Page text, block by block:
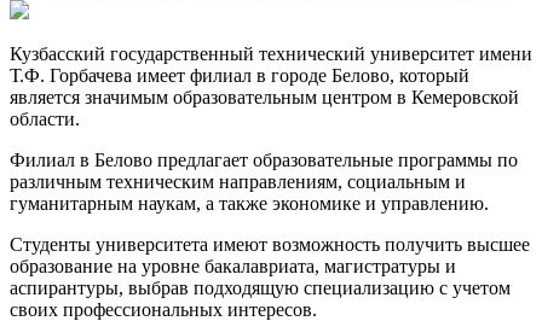
Кузбасский государственный технический университет имени
Т.Ф. Горбачева имеет филиал в городе Белово, который
является значимым образовательным центром в Кемеровской
области.
Филиал в Белово предлагает образовательные программы по
различным техническим направлениям, социальным и
гуманитарным наукам, а также экономике и управлению.
Студенты университета имеют возможность получить высшее
образование на уровне бакалавриата, магистратуры и
аспирантуры, выбрав подходящую специализацию с учетом
своих профессиональных интересов.